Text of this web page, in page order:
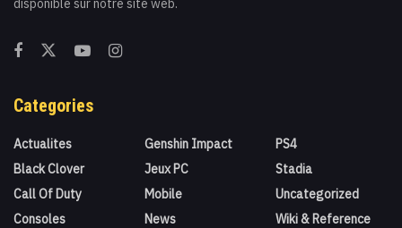
Categories
Actualites
Black Clover
Call Of Duty
Consoles
Genshin Impact
Jeux PC
Mobile
News
PS4
Stadia
Uncategorized
Wiki & Reference